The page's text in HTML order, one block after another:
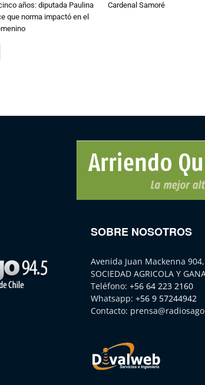
años: diputada Paulina
que norma impactó en el
Cardenal Samoré
SOBRE NOSOTROS
Avenida Juan Mackenna
SOCIEDAD AGRICOLA Y
Teléfono: +56 64 223 2160
Whatsapp: +56 9 57244942
Contacto: